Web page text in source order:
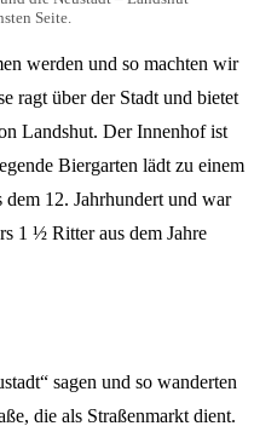
Seite.
werden und so machten wir
ragt über der Stadt und bietet
Landshut. Der Innenhof ist
Biergarten lädt zu einem
dem 12. Jahrhundert und war
1 ½ Ritter aus dem Jahre
sagen und so wanderten
die als Straßenmarkt dient.